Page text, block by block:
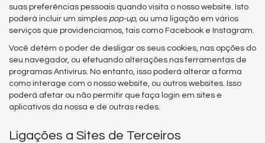
suas preferências pessoais quando visita o nosso website. Isto
poderá incluir um simples pop-up, ou uma ligação em vários
serviços que providenciamos, tais como Facebook e Instagram.
Você detém o poder de desligar os seus cookies, nas opções do
seu navegador, ou efetuando alterações nas ferramentas de
programas Antivírus. No entanto, isso poderá alterar a forma
como interage com o nosso website, ou outros websites. Isso
poderá afetar ou não permitir que faça login em sites e
aplicativos da nossa e de outras redes.
Ligações a Sites de Terceiros